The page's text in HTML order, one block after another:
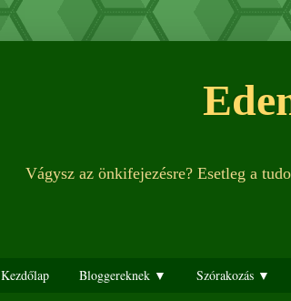
Vágysz az önkifejezésre? Esetleg a
Kezdőlap Bloggereknek ▼ Szórakozás ▼